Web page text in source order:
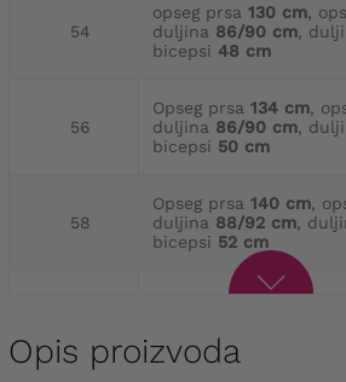
54
opseg prsa 130 cm,
duljina 86/90 cm,
bicepsi 48 cm
56
Opseg prsa 134 cm,
duljina 86/90 cm,
bicepsi 50 cm
58
Opseg prsa 140 cm,
duljina 88/92 cm,
bicepsi 52 cm
opseg prsa 142 cm,
54 cm
Opis proizvoda